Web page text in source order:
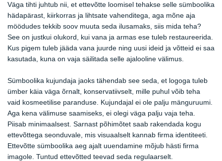
Väga tihti juhtub nii, et ettevõtte loomisel tehakse selle sümboolika
hädapärast, kiirkorras ja lihtsate vahenditega, aga mõne aja
möödudes tekkib soov muuta seda ilusamaks, siis mida teha?
See on justkui olukord, kui vana ja armas ese tuleb restaureerida.
Kus pigem tuleb jääda vana juurde ning uusi ideid ja võtteid ei saa
kasutada, kuna on vaja säilitada selle ajalooline välimus.
Sümboolika kujundaja jaoks tähendab see seda, et logoga tuleb
ümber käia väga õrnalt, konservatiivselt, mille puhul võib teha
vaid kosmeetilise paranduse. Kujundajal ei ole palju mänguruumi.
Aga kena välimuse saamiseks, ei olegi väga palju vaja teha.
Piisab minimaalsest. Sarnast põhimõtet saab rakendada kogu
ettevõttega seonduvale, mis visuaalselt kannab firma identiteeti.
Ettevõtte sümboolika aeg ajalt uuendamine mõjub hästi firma
imagole. Tuntud ettevõtted teevad seda regulaarselt.